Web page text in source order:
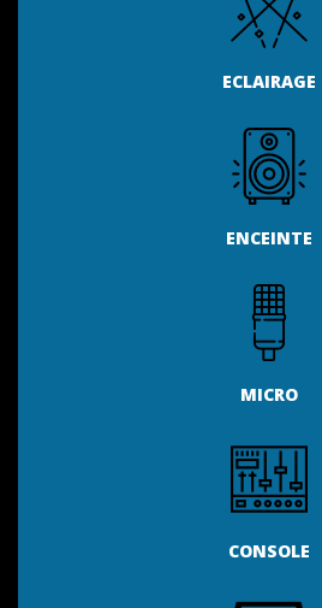
ECLAIRAGE
ENCEINTE
MICRO
CONSOLE